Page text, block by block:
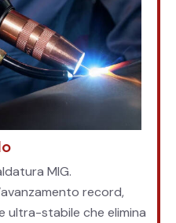
MIG.
record,
ultra-stabile che elimina